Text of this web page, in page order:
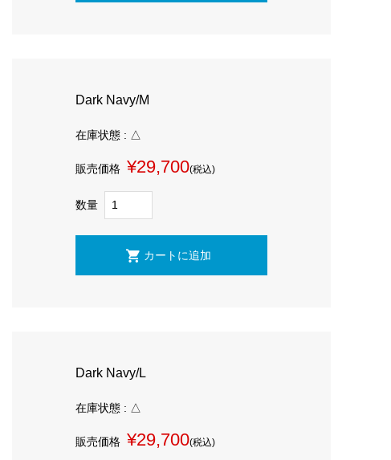
Dark Navy/M
在庫状態 : △
販売価格 ¥29,700(税込)
数量
Dark Navy/L
在庫状態 : △
販売価格 ¥29,700(税込)